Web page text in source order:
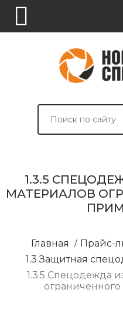
СПЕЦОДЕЖДА
СПЕЦОБУВЬ
СРЕДСТВА
ВСПОМОГАТЕЛЬНЫЕ
БРЕНДИРОВАНИЕ
1.3.5
МАТЕРИАЛОВ
Главная / Прайс-
1.3 Защитная
1.3.5 Спецодежда